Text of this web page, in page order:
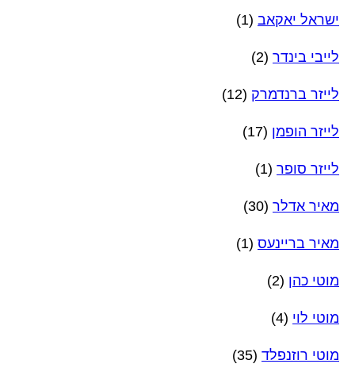
ישראל יאקאב (1)
לייבי בינדר (2)
לייזר ברנדמרק (12)
לייזר הופמן (17)
לייזר סופר (1)
מאיר אדלר (30)
מאיר בריינעס (1)
מוטי כהן (2)
מוטי לוי (4)
מוטי רוזנפלד (35)